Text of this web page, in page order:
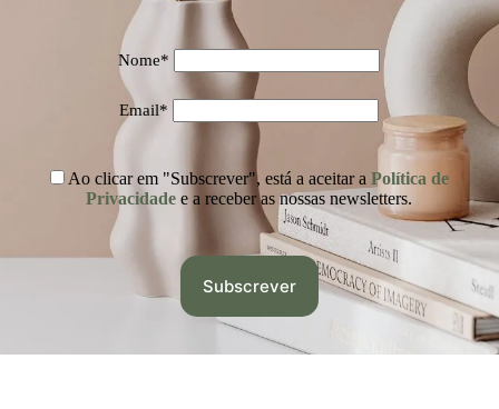
Nome*
Email*
Ao clicar em "Subscrever", está a aceitar a Política de
Privacidade e a receber as nossas newsletters.